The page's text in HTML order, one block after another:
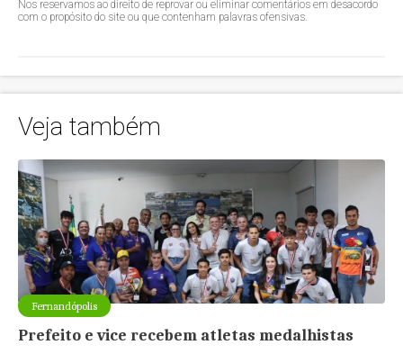
Nos reservamos ao direito de reprovar ou eliminar comentários em desacordo
com o propósito do site ou que contenham palavras ofensivas.
Veja também
Fernandópolis
Prefeito e vice recebem atletas medalhistas